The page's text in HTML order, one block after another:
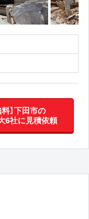
料】下田市の
6社に見積依頼